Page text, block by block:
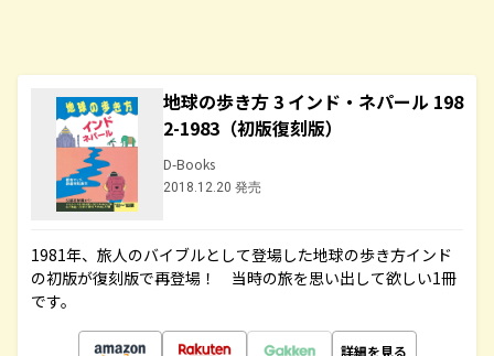
地球の歩き方 3 インド・ネパール 198
2-1983（初版復刻版）
D-Books
2018.12.20 発売
1981年、旅人のバイブルとして登場した地球の歩き方インド
の初版が復刻版で再登場！ 当時の旅を思い出して欲しい1冊
です。
詳細を見る